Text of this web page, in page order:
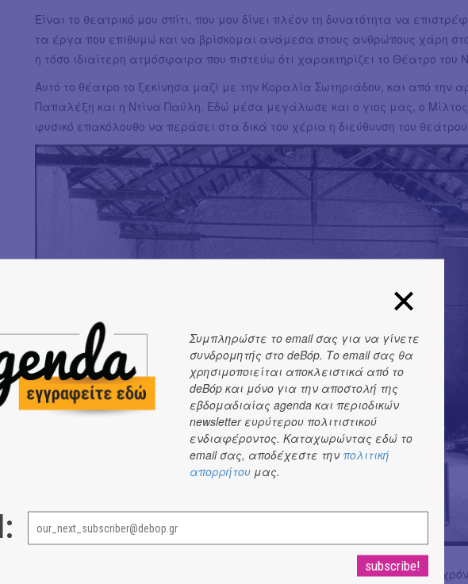
Είναι το θεατρικό μου σπίτι, που μου δίνει πλέον τη δυνατότητα να
τα έργα που επιθυμώ και να βρίσκομαι ανάμεσα στους ανθρώπους χάρη
η τόσο ιδιαίτερη ατμόσφαιρα που πιστεύω ότι χαρακτηρίζει το Θέατρο του
Αυτό το θέατρο το ξεκίνησα μαζί με την Κοραλία Σωτηριάδου, και από την
Παπαλέξη και η Ντίνα Παύλη. Εδώ μέσα μεγάλωσε και ο γιος μας, ο Μίλτος
φυσικό επακόλουθο να περάσει στα δικά του χέρια η διεύθυνση του θεάτρου.
Ξεφυλλίζοντας τα προγράμματα των παραστάσεων από όλα αυτά τα
Συμπληρώστε το email σας για να γίνετε
συνδρομητής στο deBόp. Το email σας θα
χρησιμοποιείται αποκλειστικά από το
deBόp και μόνο για την αποστολή της
εβδομαδιαίας agenda και περιοδικών
newsletter ευρύτερου πολιτιστικού
ενδιαφέροντος. Καταχωρώντας εδώ το
email σας, αποδέχεστε την πολιτική
απορρήτου μας.